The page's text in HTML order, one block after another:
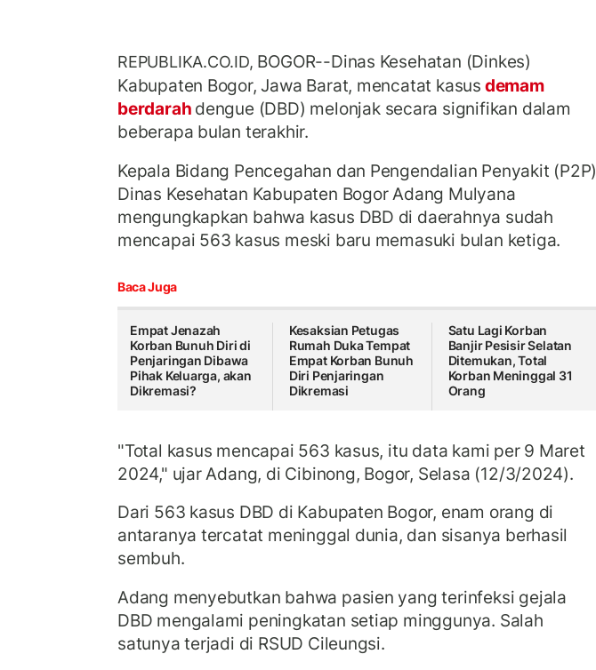
REPUBLIKA.CO.ID, BOGOR--Dinas Kesehatan (Dinkes)
Kabupaten Bogor, Jawa Barat, mencatat kasus demam
berdarah dengue (DBD) melonjak secara signifikan dalam
beberapa bulan terakhir.
Kepala Bidang Pencegahan dan Pengendalian Penyakit (P2P)
Dinas Kesehatan Kabupaten Bogor Adang Mulyana
mengungkapkan bahwa kasus DBD di daerahnya sudah
mencapai 563 kasus meski baru memasuki bulan ketiga.
Baca Juga
Empat Jenazah
Korban Bunuh Diri di
Penjaringan Dibawa
Pihak Keluarga, akan
Dikremasi?
Kesaksian Petugas
Rumah Duka Tempat
Empat Korban Bunuh
Diri Penjaringan
Dikremasi
Satu Lagi Korban
Banjir Pesisir Selatan
Ditemukan, Total
Korban Meninggal 31
Orang
"Total kasus mencapai 563 kasus, itu data kami per 9 Maret
2024," ujar Adang, di Cibinong, Bogor, Selasa (12/3/2024).
Dari 563 kasus DBD di Kabupaten Bogor, enam orang di
antaranya tercatat meninggal dunia, dan sisanya berhasil
sembuh.
Adang menyebutkan bahwa pasien yang terinfeksi gejala
DBD mengalami peningkatan setiap minggunya. Salah
satunya terjadi di RSUD Cileungsi.